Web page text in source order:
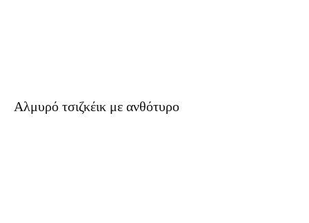
Αλμυρό τσιζκέικ με ανθότυρο